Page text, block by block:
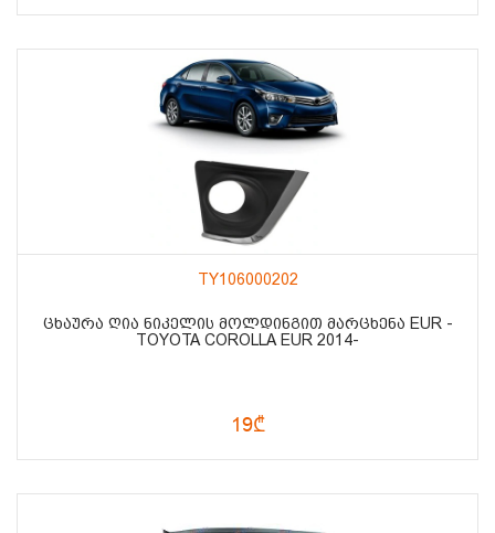
TY106000202
ᲪᲮᲐᲣᲠᲐ ᲦᲘᲐ ᲜᲘᲙᲔᲚᲘᲡ ᲛᲝᲚᲓᲘᲜᲒᲘᲗ ᲛᲐᲠᲪᲮᲔᲜᲐ EUR -
TOYOTA COROLLA EUR 2014-
19₾